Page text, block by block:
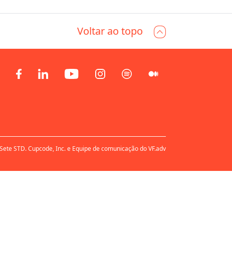
Voltar ao topo
STD. Cupcode, Inc. e Equipe de comunicação do VF.adv